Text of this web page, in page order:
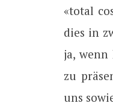
«total
dies in
ja, wenn
zu
uns